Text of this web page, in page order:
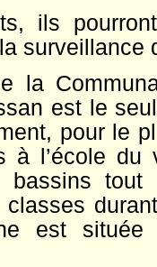
ils
surveillance
la
est le
pour le
à l’école du
bassins
est